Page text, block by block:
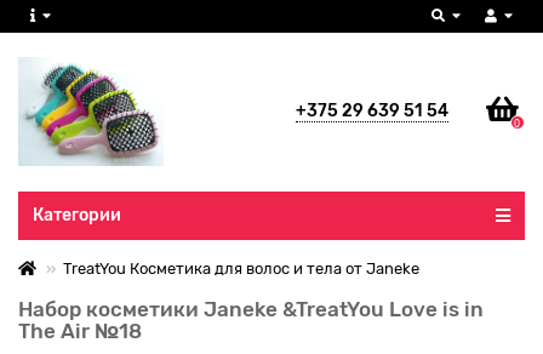
+375 29 639 51 54
0
Все категории
Категории
TreatYou Косметика для волос и тела от Janeke
Набор косметики Janeke &TreatYou Love is in
The Air №18